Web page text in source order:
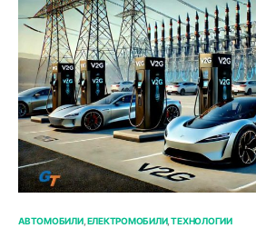
АВТОМОБИЛИ ЕЛЕКТРОМОБИЛИ ТЕХНОЛОГИИ